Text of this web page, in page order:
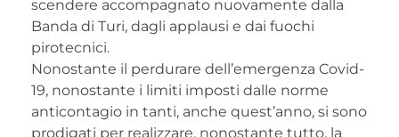
scendere accompagnato nuovamente dalla
Banda di Turi, dagli applausi e dai fuochi
pirotecnici.
Nonostante il perdurare dell’emergenza Covid-
19, nonostante i limiti imposti dalle norme
anticontagio in tanti, anche quest’anno, si sono
prodigati per realizzare, nonostante tutto, la